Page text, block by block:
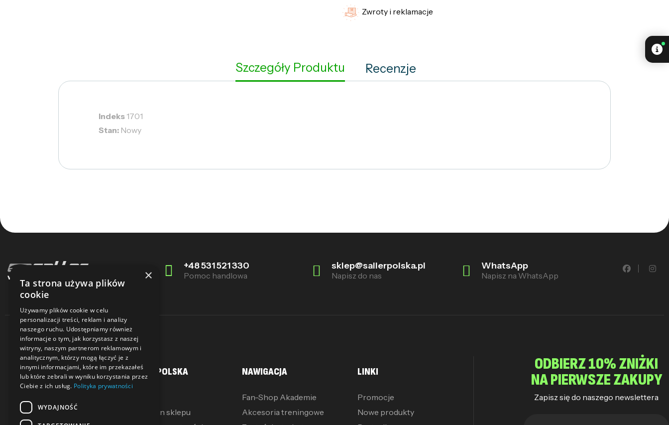
Zwroty i reklamacje
Szczegóły Produktu Recenzje
Indeks1701
Stan: Nowy
+48 531 521 330
Pomoc handlowa
sklep@sallerpolska.pl
Napisz do nas
WhatsApp
Napisz na WhatsApp
MOJE KONTO
Moje pokwitowania
SALLER POLSKA
Regulamin sklepu
NAWIGACJA
Fan-Shop Akademie
Akcesoria treningowe
LINKI
Promocje
Nowe produkty
ODBIERZ 10% ZNIŻKI
NA PIERWSZE ZAKUPY
Zapisz się do naszego newslettera
×
Ta strona używa plików
cookie
Używamy plików cookie w celu
personalizacji treści, reklam i analizy
naszego ruchu. Udostępniamy również
informacje o tym, jak korzystasz z naszej
witryny, naszym partnerom reklamowym i
analitycznym, którzy mogą łączyć je z
innymi informacjami, które im przekazałeś
lub które zebrali w wyniku korzystania przez
Ciebie z ich usług. Polityka prywatności
WYDAJNOŚĆ